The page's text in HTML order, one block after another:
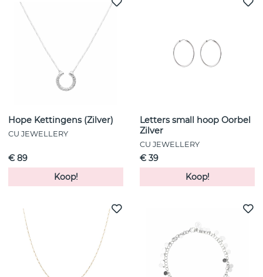
Hope Kettingens (Zilver)
CU JEWELLERY
€ 89
Koop!
Letters small hoop Oorbel
Zilver
CU JEWELLERY
€ 39
Koop!